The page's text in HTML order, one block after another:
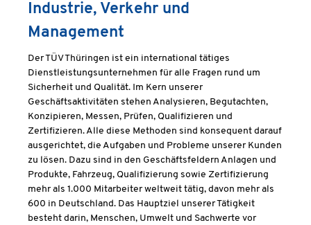
Industrie, Verkehr und
Management
Der TÜV Thüringen ist ein international tätiges
Dienstleistungsunternehmen für alle Fragen rund um
Sicherheit und Qualität. Im Kern unserer
Geschäftsaktivitäten stehen Analysieren, Begutachten,
Konzipieren, Messen, Prüfen, Qualifizieren und
Zertifizieren. Alle diese Methoden sind konsequent darauf
ausgerichtet, die Aufgaben und Probleme unserer Kunden
zu lösen. Dazu sind in den Geschäftsfeldern Anlagen und
Produkte, Fahrzeug, Qualifizierung sowie Zertifizierung
mehr als 1.000 Mitarbeiter weltweit tätig, davon mehr als
600 in Deutschland. Das Hauptziel unserer Tätigkeit
besteht darin, Menschen, Umwelt und Sachwerte vor